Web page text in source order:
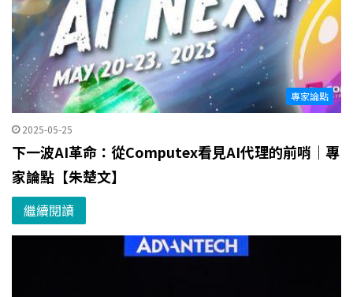
專家論點
2025-05-25
下一波AI革命：從Computex看見AI代理的前哨｜專
家論點【朱楚文】
繼續閱讀